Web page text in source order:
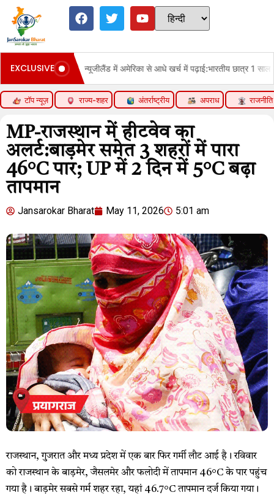
EXCLUSIVEन्यूजीलैंड में अमेरिका से आधे खर्च में पढ़ाई:भारतीय छात्र 1 साल में 33% बढ़े,
टॉप न्यूज़ राज्य-शहर अंतर्राष्ट्रीय अपराध राजनीति
MP-राजस्थान में हीटवेव का
अलर्ट:बाड़मेर समेत 3 शहरों में पारा
46°C पार; UP में 2 दिन में 5°C बढ़ा
तापमान
Jansarokar Bharat May 11, 2026 5:01 am
राजस्थान, गुजरात और मध्य प्रदेश में एक बार फिर गर्मी लौट आई है। रविवार
को राजस्थान के बाड़मेर, जैसलमेर और फलोदी में तापमान 46°C के पार पहुंच
गया है। बाड़मेर सबसे गर्म शहर रहा, यहां 46.7°C तापमान दर्ज किया गया।